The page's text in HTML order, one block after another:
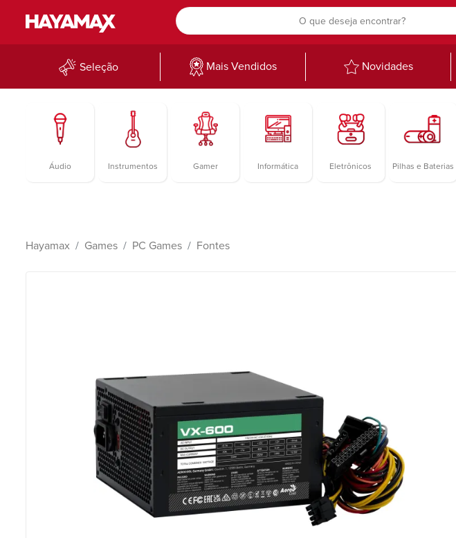
Seleção Mais Vendidos Novidades
Áudio Instrumentos Gamer Informática Eletrônicos Pilhas e Baterias
Hayamax Games PC Games Fontes